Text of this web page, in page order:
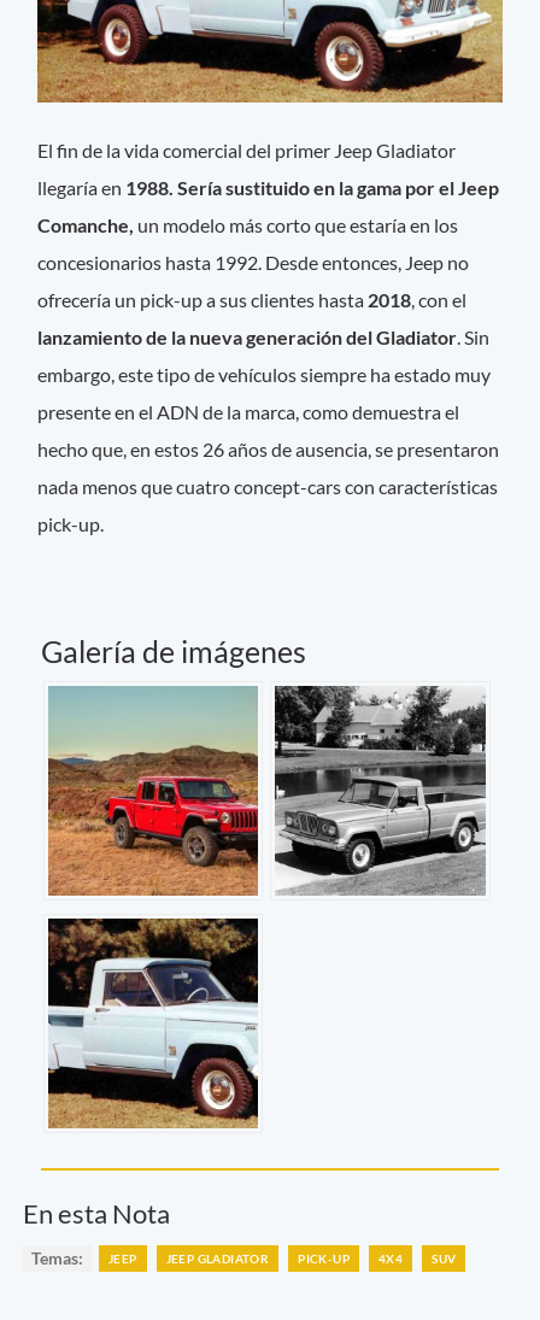
El fin de la vida comercial del primer Jeep Gladiator
llegaría en 1988. Sería sustituido en la gama por el Jeep
Comanche, un modelo más corto que estaría en los
concesionarios hasta 1992. Desde entonces, Jeep no
ofrecería un pick-up a sus clientes hasta 2018, con el
lanzamiento de la nueva generación del Gladiator. Sin
embargo, este tipo de vehículos siempre ha estado muy
presente en el ADN de la marca, como demuestra el
hecho que, en estos 26 años de ausencia, se presentaron
nada menos que cuatro concept-cars con características
pick-up.
Galería de imágenes
En esta Nota
Temas: JEEP JEEP GLADIATOR PICK-UP 4X4 SUV